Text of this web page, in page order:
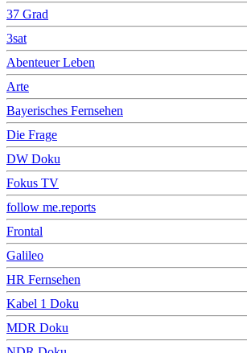
37 Grad
3sat
Abenteuer Leben
Arte
Bayerisches Fernsehen
Die Frage
DW Doku
Fokus TV
follow me.reports
Frontal
Galileo
HR Fernsehen
Kabel 1 Doku
MDR Doku